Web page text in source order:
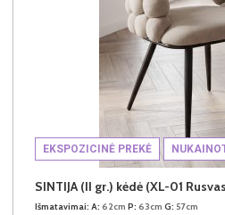
EKSPOZICINĖ PREKĖ
SINTIJA (II gr.) kėdė (XL-01
Išmatavimai: A: 62cm P: 63cm G: 57cm